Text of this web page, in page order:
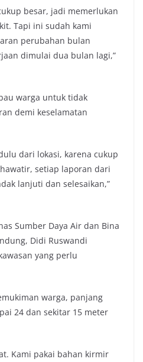
besar, jadi memerlukan
Tapi ini sudah kami
perubahan bulan
dimulai dua bulan lagi,”
warga untuk tidak
demi keselamatan
dari lokasi, karena cukup
setiap laporan dari
lanjuti dan selesaikan,”
Sumber Daya Air dan Bina
Didi Ruswandi
yang perlu
warga, panjang
24 dan sekitar 15 meter
Kami pakai bahan kirmir